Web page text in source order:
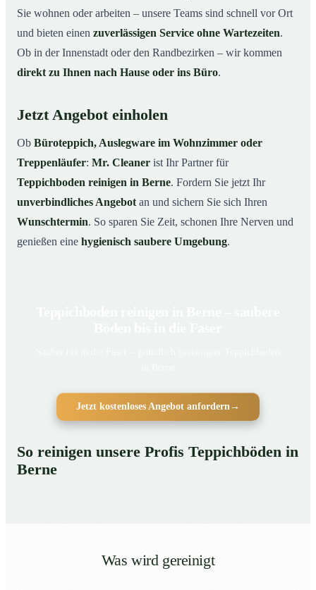
Sie wohnen oder arbeiten – unsere Teams sind schnell vor Ort
und bieten einen zuverlässigen Service ohne Wartezeiten.
Ob in der Innenstadt oder den Randbezirken – wir kommen
direkt zu Ihnen nach Hause oder ins Büro.
Jetzt Angebot einholen
Ob Büroteppich, Auslegware im Wohnzimmer oder
Treppenläufer: Mr. Cleaner ist Ihr Partner für
Teppichboden reinigen in Berne. Fordern Sie jetzt Ihr
unverbindliches Angebot an und sichern Sie sich Ihren
Wunschtermin. So sparen Sie Zeit, schonen Ihre Nerven und
genießen eine hygienisch saubere Umgebung.
Jetzt kostenloses Angebot anfordern →
So reinigen unsere Profis Teppichböden in
Berne
Was wird gereinigt